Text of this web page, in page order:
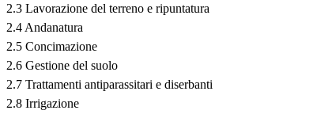
2.3 Lavorazione del terreno e ripuntatura
2.4 Andanatura
2.5 Concimazione
2.6 Gestione del suolo
2.7 Trattamenti antiparassitari e diserbanti
2.8 Irrigazione